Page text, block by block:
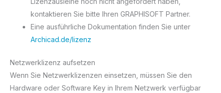
kontaktieren Sie bitte Ihren GRAPHISOFT Partner.
Eine ausführliche Dokumentation finden Sie unter
Archicad.de/lizenz
Netzwerklizenz aufsetzen
Wenn Sie Netzwerklizenzen einsetzen, müssen Sie den
Hardware oder Software Key in Ihrem Netzwerk verfügbar